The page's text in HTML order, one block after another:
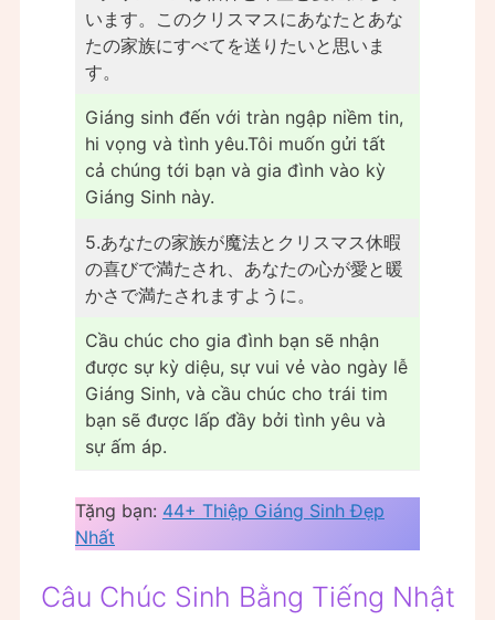
います。このクリスマスにあなたとあな
たの家族にすべてを送りたいと思いま
す。
Giáng sinh đến với tràn ngập niềm tin,
hi vọng và tình yêu.Tôi muốn gửi tất
cả chúng tới bạn và gia đình vào kỳ
Giáng Sinh này.
5.あなたの家族が魔法とクリスマス休暇
の喜びで満たされ、あなたの心が愛と暖
かさで満たされますように。
Cầu chúc cho gia đình bạn sẽ nhận
được sự kỳ diệu, sự vui vẻ vào ngày lễ
Giáng Sinh, và cầu chúc cho trái tim
bạn sẽ được lấp đầy bởi tình yêu và
sự ấm áp.
Tặng bạn: 44+ Thiệp Giáng Sinh Đẹp
Nhất
Câu Chúc Sinh Bằng Tiếng Nhật